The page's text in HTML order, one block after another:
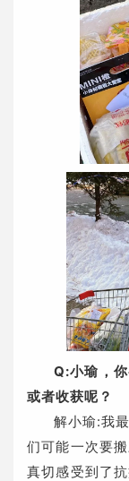
Q:小瑜，
或者收获呢？
解小瑜:我
们可能一次要
真切感受到了